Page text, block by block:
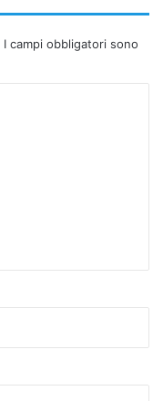
I campi obbligatori sono